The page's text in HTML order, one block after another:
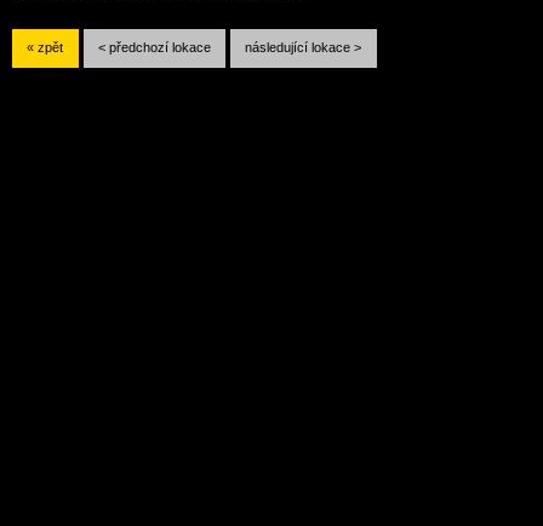
« zpět < předchozí lokace následující lokace >